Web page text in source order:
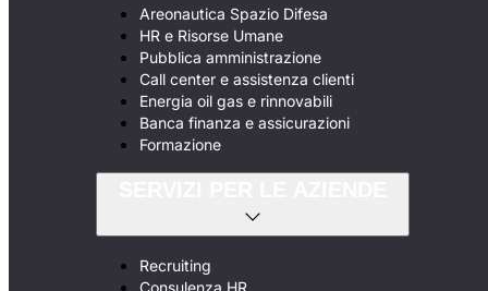
Areonautica Spazio Difesa
HR e Risorse Umane
Pubblica amministrazione
Call center e assistenza clienti
Energia oil gas e rinnovabili
Banca finanza e assicurazioni
Formazione
Recruiting
Consulenza HR